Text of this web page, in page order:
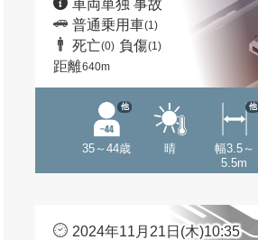
車両単独 事故
普通乗用車(1)
死亡(0) 負傷(1)
距離640m
35～44歳
他
晴
幅3.5～
5.5m
他
2024年11月21日(木)10:35